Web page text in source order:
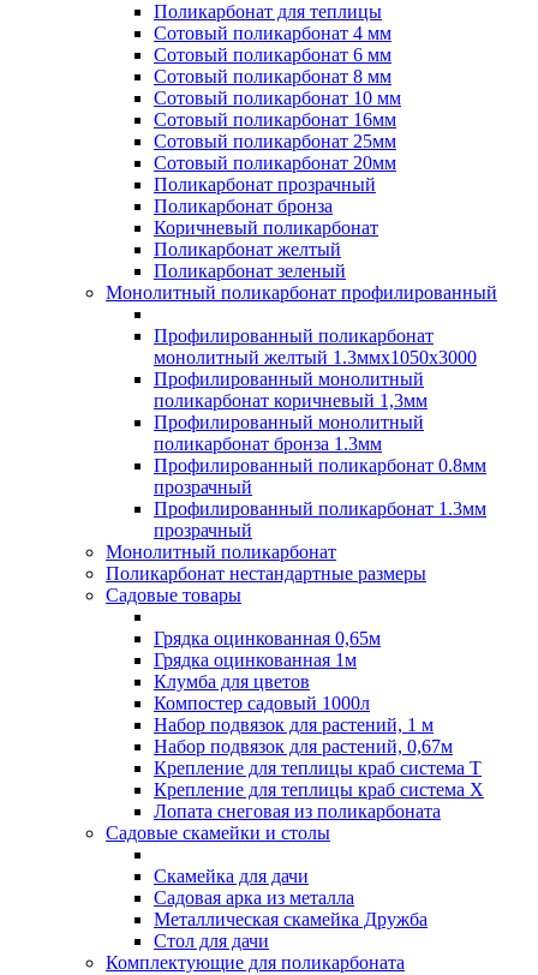
Поликарбонат для теплицы
Сотовый поликарбонат 4 мм
Сотовый поликарбонат 6 мм
Сотовый поликарбонат 8 мм
Сотовый поликарбонат 10 мм
Сотовый поликарбонат 16мм
Сотовый поликарбонат 25мм
Сотовый поликарбонат 20мм
Поликарбонат прозрачный
Поликарбонат бронза
Коричневый поликарбонат
Поликарбонат желтый
Поликарбонат зеленый
Монолитный поликарбонат профилированный
Профилированный поликарбонат
монолитный желтый 1.3ммх1050х3000
Профилированный монолитный
поликарбонат коричневый 1,3мм
Профилированный монолитный
поликарбонат бронза 1.3мм
Профилированный поликарбонат 0.8мм
прозрачный
Профилированный поликарбонат 1.3мм
прозрачный
Монолитный поликарбонат
Поликарбонат нестандартные размеры
Садовые товары
Грядка оцинкованная 0,65м
Грядка оцинкованная 1м
Клумба для цветов
Компостер садовый 1000л
Набор подвязок для растений, 1 м
Набор подвязок для растений, 0,67м
Крепление для теплицы краб система Т
Крепление для теплицы краб система Х
Лопата снеговая из поликарбоната
Садовые скамейки и столы
Скамейка для дачи
Садовая арка из металла
Металлическая скамейка Дружба
Стол для дачи
Комплектующие для поликарбоната